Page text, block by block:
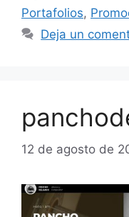
Portafolios,
Deja un
12 de agosto de